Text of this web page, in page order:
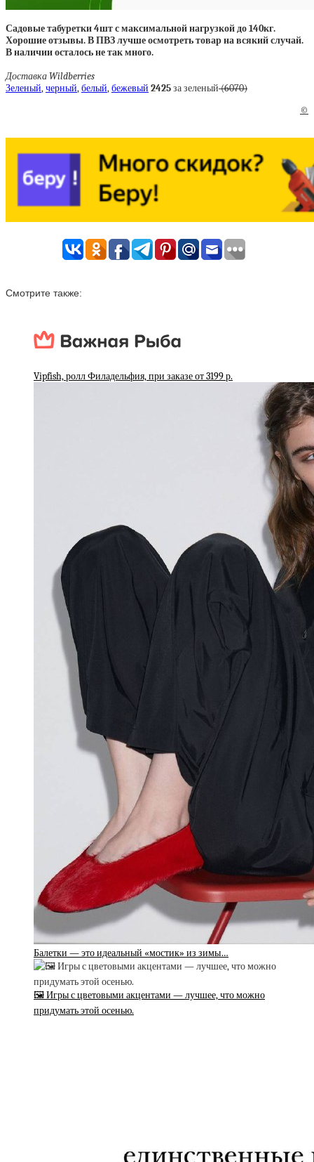
Садовые табуретки 4шт с максимальной нагрузкой до 140кг.
Хорошие отзывы. В ПВЗ лучше осмотреть товар на всякий случай.
В наличии осталось не так много.
Доставка Wildberries
Зеленый,черный,белый,бежевый 2425за зеленый(6070)
©
Смотрите также:
Vipfish, ролл Филадельфия, при заказе от 3199 р.
Балетки — это идеальный «мостик» из зимы…
🖼 Игры с цветовыми акцентами — лучшее, что можно
придумать этой осенью.